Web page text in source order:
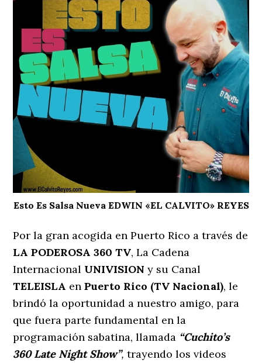
Esto Es Salsa Nueva EDWIN «EL CALVITO» REYES
Por la gran acogida en Puerto Rico a través de
LA PODEROSA 360 TV, La Cadena
Internacional UNIVISION y su Canal
TELEISLA en Puerto Rico (TV Nacional), le
brindó la oportunidad a nuestro amigo, para
que fuera parte fundamental en la
programación sabatina, llamada “Cuchito’s
360 Late Night Show”, trayendo los videos